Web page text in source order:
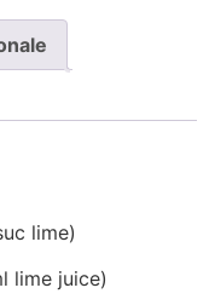
lime)
lime juice)